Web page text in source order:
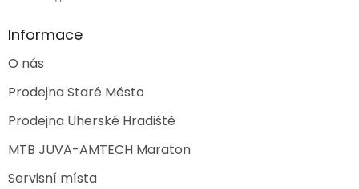
Informace
O nás
Prodejna Staré Město
Prodejna Uherské Hradiště
MTB JUVA-AMTECH Maraton
Servisní místa